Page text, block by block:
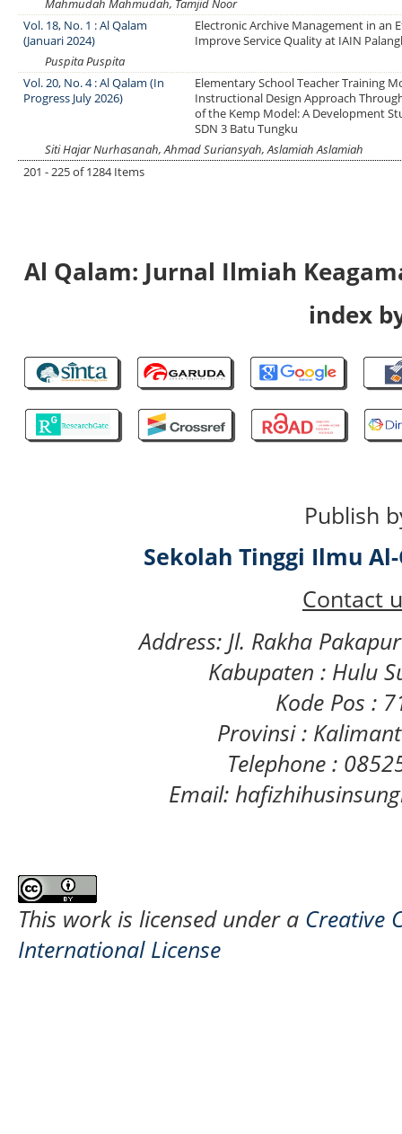
Mahmudah Mahmudah, Tamjid Noor
Vol. 18, No. 1 : Al Qalam
(Januari 2024)
Electronic Archive Management in an
Improve Service Quality at IAIN
Puspita Puspita
Vol. 20, No. 4 : Al Qalam (In
Progress July 2026)
Elementary School Teacher Training
Instructional Design Approach
of the Kemp Model: A Development
SDN 3 Batu Tungku
Siti Hajar Nurhasanah, Ahmad Suriansyah, Aslamiah Aslamiah
201 - 225 of 1284 Items
Al Qalam: Jurnal Ilmiah
index
Publish
Sekolah Tinggi Ilmu
Contact
Address: Jl. Rakha
Kabupaten : Hulu
Kode Pos :
Provinsi :
Telephone :
Email:
This work is licensed under a Creative
International License